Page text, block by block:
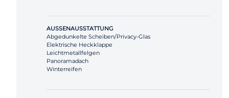
AUSSENAUSSTATTUNG
Abgedunkelte Scheiben/Privacy-Glas
Elektrische Heckklappe
Leichtmetallfelgen
Panoramadach
Winterreifen